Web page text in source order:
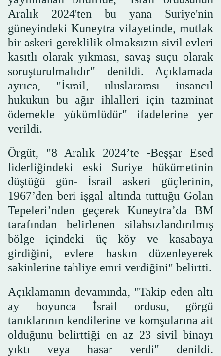
Aralık 2024'ten bu yana Suriye'nin
güneyindeki Kuneytra vilayetinde, mutlak
bir askeri gereklilik olmaksızın sivil evleri
kasıtlı olarak yıkması, savaş suçu olarak
soruşturulmalıdır" denildi. Açıklamada
ayrıca, "İsrail, uluslararası insancıl
hukukun bu ağır ihlalleri için tazminat
ödemekle yükümlüdür" ifadelerine yer
verildi.
Örgüt, "8 Aralık 2024’te -Beşşar Esed
liderliğindeki eski Suriye hükümetinin
düştüğü gün- İsrail askeri güçlerinin,
1967’den beri işgal altında tuttuğu Golan
Tepeleri’nden geçerek Kuneytra’da BM
tarafından belirlenen silahsızlandırılmış
bölge içindeki üç köy ve kasabaya
girdiğini, evlere baskın düzenleyerek
sakinlerine tahliye emri verdiğini" belirtti.
Açıklamanın devamında, "Takip eden altı
ay boyunca İsrail ordusu, görgü
tanıklarının kendilerine ve komşularına ait
olduğunu belirttiği en az 23 sivil binayı
yıktı veya hasar verdi" denildi.